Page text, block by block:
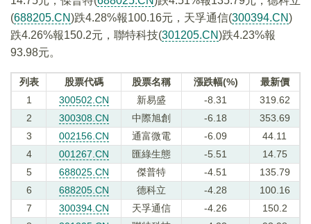
(688205.CN)跌4.28%報100.16元，天孚通信(300394.CN)
跌4.26%報150.2元，聯特科技(301205.CN)跌4.23%報
93.98元。
列表 股票代碼 股票名稱 漲跌幅(%)
最新價
1
300502.CN 新易盛 -8.31
319.62
2
300308.CN 中際旭創 -6.18
353.69
3
002156.CN 通富微電 -6.09
44.11
4
001267.CN 匯綠生態 -5.51
14.75
5
688025.CN 傑普特 -4.51
135.79
6
688205.CN 德科立 -4.28
100.16
7
300394.CN 天孚通信 -4.26
150.2